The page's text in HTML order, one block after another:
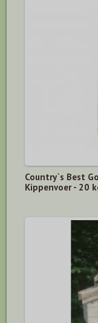
Country`s Best
Kippenvoer - 20